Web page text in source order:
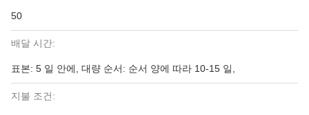
50
배달 시간:
표본: 5 일 안에, 대량 순서: 순서 양에 따라 10-15 일,
지불 조건: